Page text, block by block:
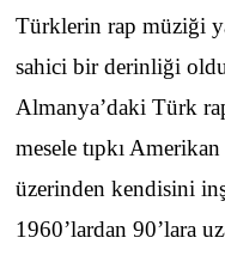
Türklerin rap müziği
sahici bir derinliği
Almanya’daki Türk
mesele tıpkı
üzerinden kendisini
1960’lardan 90’lara